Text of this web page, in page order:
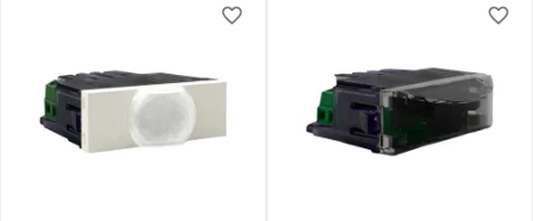
favorite_border
favorite_border
favorite_border favorite_border
favorite_border
favorite_border